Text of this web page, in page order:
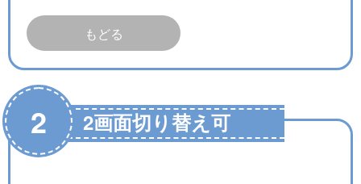
もどる
2画面切り替え可
2